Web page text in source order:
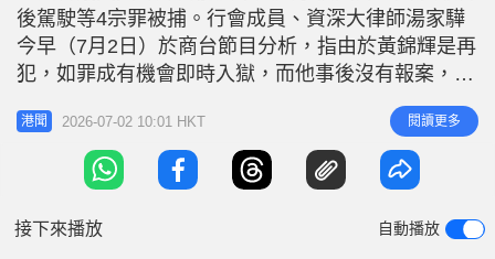
i
n
u
r
e
後駕駛等4宗罪被捕。行會成員、資深大律師湯家驊
今早（7月2日）於商台節目分析，指由於黃錦輝是再
犯，如罪成有機會即時入獄，而他事後沒有報案，反
而離開現場，法官可能會質疑他是否為了「爭取時間
飲啲水、去個洗手間」，減少體內酒精含量，如是則
有機會另涉「妨礙司法公正」罪。 湯家驊指出，醉
駕在香港屬嚴重罪行，最高刑罰可達罰款25,000元及
港聞 2026-07-02 10:01 HKT 閱讀更多
接下來播放 自動播放